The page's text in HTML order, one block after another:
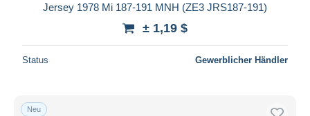
Jersey 1978 Mi 187-191 MNH (ZE3 JRS187-191)
± 1,19 $
Status Gewerblicher Händler
Neu